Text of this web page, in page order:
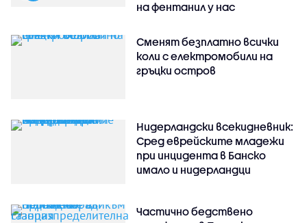
на фентанил у нас
Сменят безплатно всички
коли с електромобили на
гръцки остров
Нидерландски всекидневник:
Сред еврейските младежи
при инцидента в Банско
имало и нидерландци
Частично бедствено